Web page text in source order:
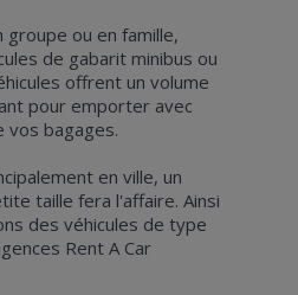
groupe ou en famille,
de gabarit minibus ou
offrent un volume
pour emporter avec
vos bagages.
en ville, un
taille fera l'affaire. Ainsi
des véhicules de type
Rent A Car